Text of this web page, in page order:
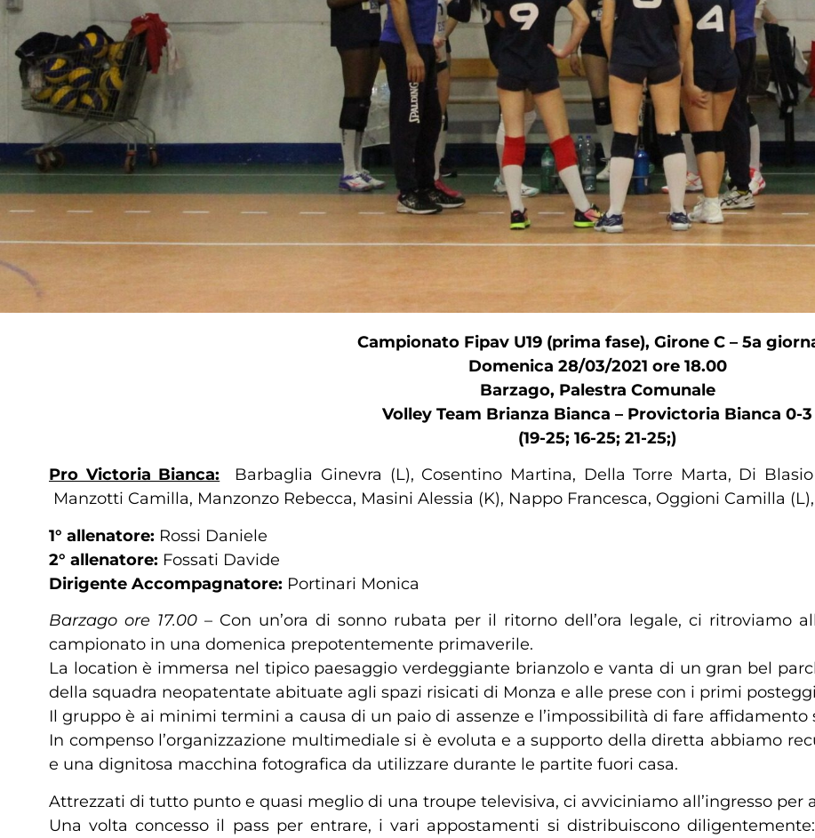
Campionato Fipav U19 (prima fase), Girone C – 5a
Domenica 28/03/2021 ore 18.00
Barzago, Palestra Comunale
Volley Team Brianza Bianca – Provictoria Bianca 0-3
(19-25; 16-25; 21-25;)
Pro Victoria Bianca:
Barbaglia Ginevra (L), Cosentino Martina, Della Torre Marta, Di
Manzotti Camilla, Manzonzo Rebecca, Masini Alessia (K), Nappo Francesca, Oggioni Camilla
1° allenatore: Rossi Daniele
2° allenatore: Fossati Davide
Dirigente Accompagnatore: Portinari Monica
Barzago ore 17.00 – Con un’ora di sonno rubata per il ritorno dell’ora legale, ci ritroviamo
campionato in una domenica prepotentemente primaverile.
La location è immersa nel tipico paesaggio verdeggiante brianzolo e vanta di un gran bel
della squadra neopatentate abituate agli spazi risicati di Monza e alle prese con i primi
Il gruppo è ai minimi termini a causa di un paio di assenze e l’impossibilità di fare affidamento
In compenso l’organizzazione multimediale si è evoluta e a supporto della diretta abbiamo
e una dignitosa macchina fotografica da utilizzare durante le partite fuori casa.
Attrezzati di tutto punto e quasi meglio di una troupe televisiva, ci avviciniamo all’ingresso
Una volta concesso il pass per entrare, i vari appostamenti si distribuiscono